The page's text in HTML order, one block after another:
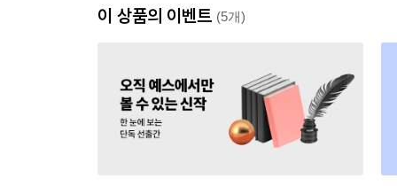
이 상품의 이벤트 (5개)